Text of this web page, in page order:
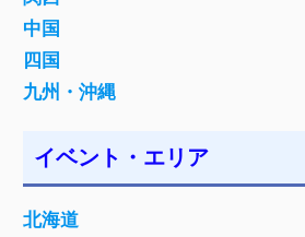
中国
四国
九州・沖縄
イベント・エリア
北海道